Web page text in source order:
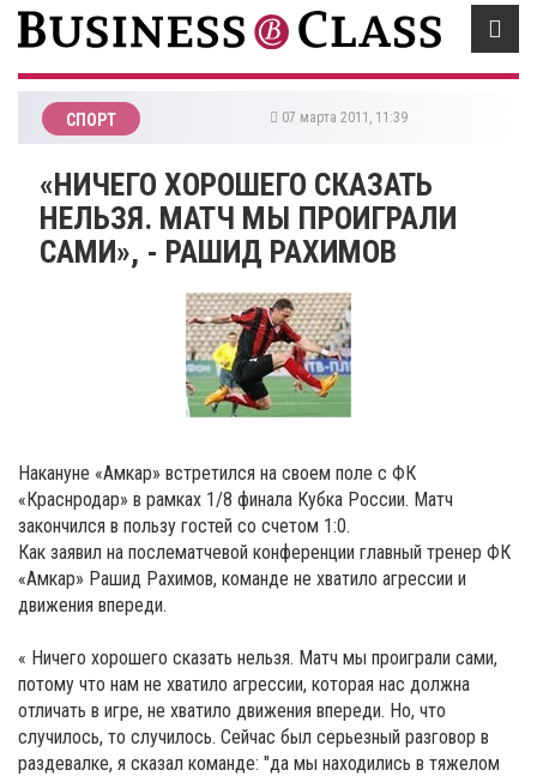
СПОРТ 07 марта 2011, 11:39
«НИЧЕГО ХОРОШЕГО СКАЗАТЬ
НЕЛЬЗЯ. МАТЧ МЫ ПРОИГРАЛИ
САМИ», - РАШИД РАХИМОВ
Накануне «Амкар» встретился на своем поле с ФК
«Краснродар» в рамках 1/8 финала Кубка России. Матч
закончился в пользу гостей со счетом 1:0.
Как заявил на послематчевой конференции главный тренер ФК
«Амкар» Рашид Рахимов, команде не хватило агрессии и
движения впереди.
« Ничего хорошего сказать нельзя. Матч мы проиграли сами,
потому что нам не хватило агрессии, которая нас должна
отличать в игре, не хватило движения впереди. Но, что
случилось, то случилось. Сейчас был серьезный разговор в
раздевалке, я сказал команде: "да мы находились в тяжелом